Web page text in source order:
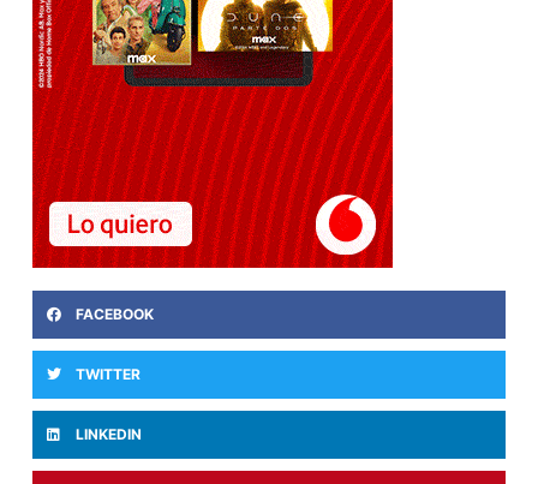
FACEBOOK
TWITTER
LINKEDIN